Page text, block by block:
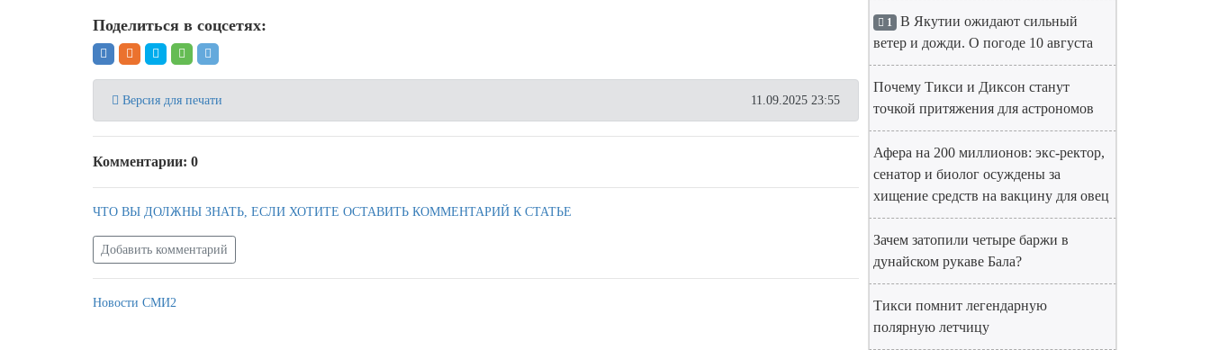
Поделиться в соцсетях:
Версия для печати 11.09.2025 23:55
Комментарии: 0
ЧТО ВЫ ДОЛЖНЫ ЗНАТЬ, ЕСЛИ ХОТИТЕ ОСТАВИТЬ КОММЕНТАРИЙ К СТАТЬЕ
Добавить комментарий
Новости СМИ2
1 В Якутии ожидают сильный
ветер и дожди. О погоде 10 августа
Почему Тикси и Диксон станут
точкой притяжения для астрономов
Афера на 200 миллионов: экс-ректор,
сенатор и биолог осуждены за
хищение средств на вакцину для овец
Зачем затопили четыре баржи в
дунайском рукаве Бала?
Тикси помнит легендарную
полярную летчицу